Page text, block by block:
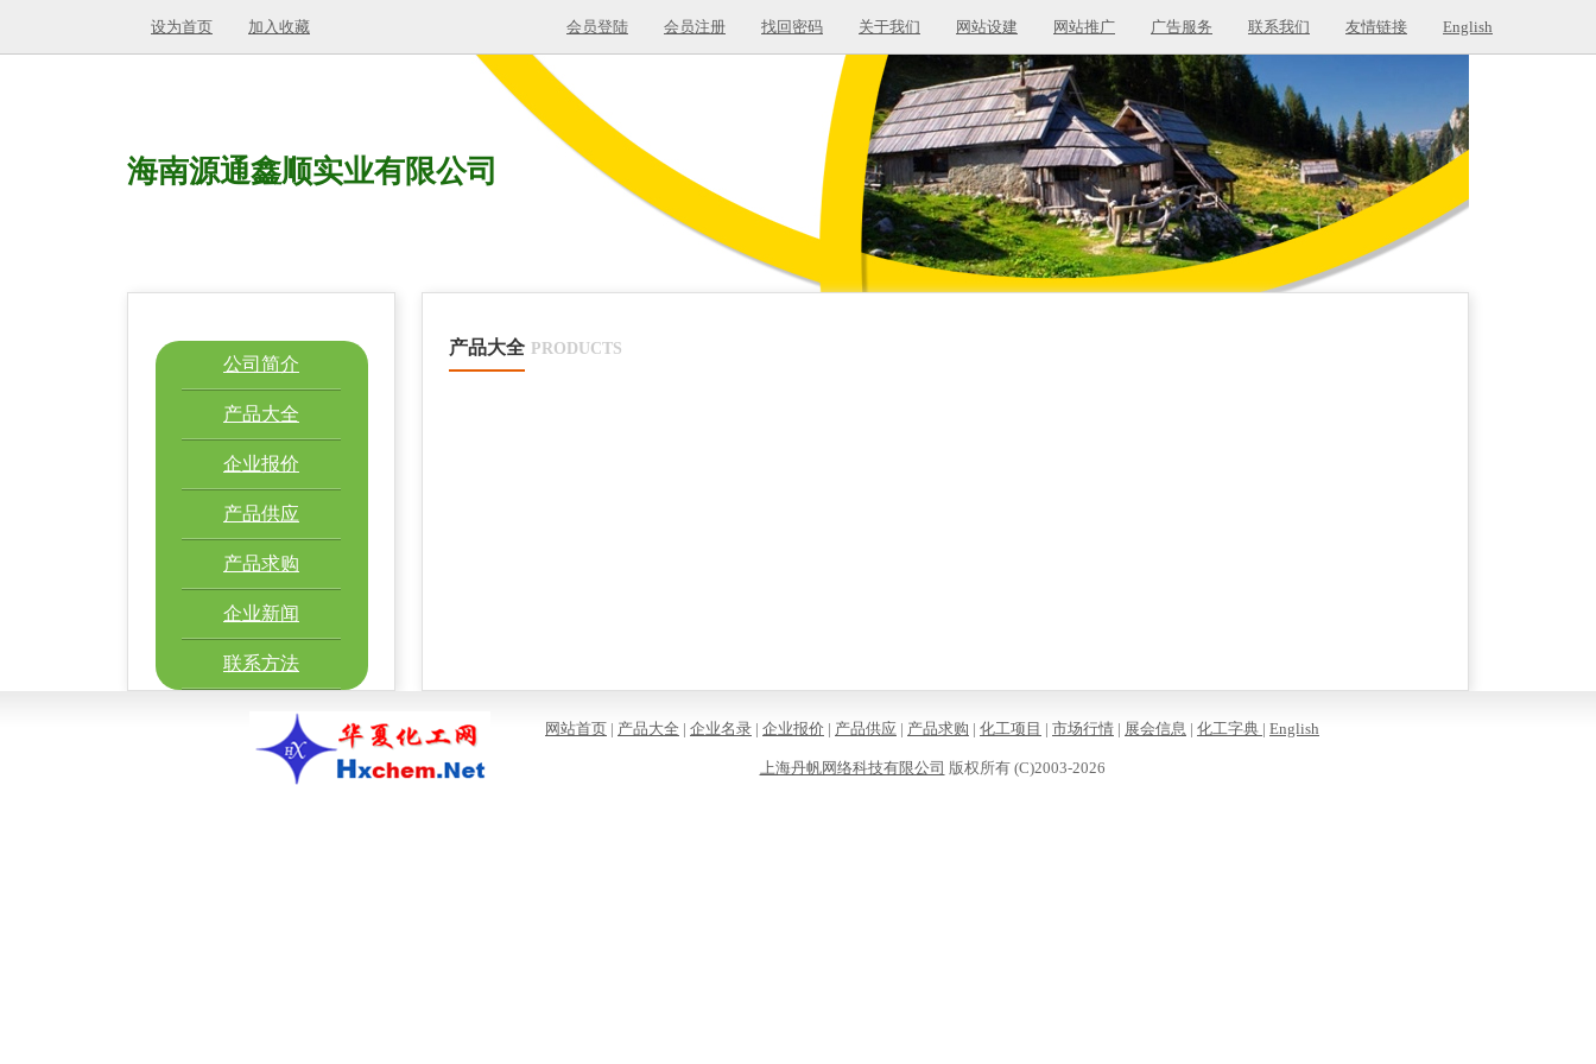
设为首页 加入收藏 会员登陆 会员注册 找回密码 关于我们 网站设建 网站推广 广告服务 联系我们 友情链接 English
海南源通鑫顺实业有限公司
公司简介
产品大全
企业报价
产品供应
产品求购
企业新闻
联系方法
产品大全 PRODUCTS
网站首页 | 产品大全 | 企业名录 | 企业报价 | 产品供应 | 产品求购 | 化工项目 | 市场行情 | 展会信息 | 化工字典 | English
上海丹帆网络科技有限公司 版权所有 (C)2003-2026